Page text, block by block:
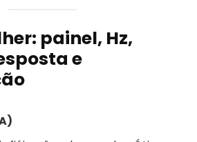
painel, Hz,
e